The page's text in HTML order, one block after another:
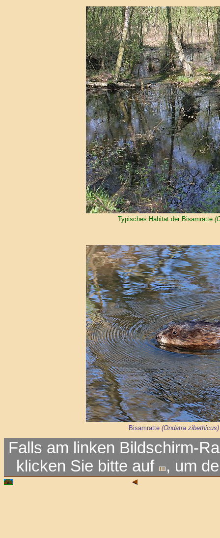
Typisches Habitat der Bisamratte
Bisamratte (Ondatra zibethicus)
Falls am linken Bildschirm-
klicken Sie bitte auf
, um